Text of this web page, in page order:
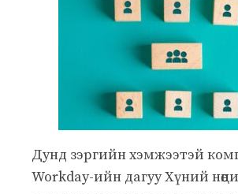
Дунд зэргийн хэмжээтэй
Workday-ийн дагуу Хүний